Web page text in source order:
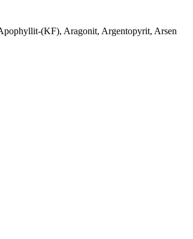
(KF), Aragonit, Argentopyrit, Arsen